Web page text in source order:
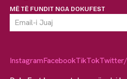
MË TË FUNDIT NGA DOKUFEST
InstagramFacebookTikTok